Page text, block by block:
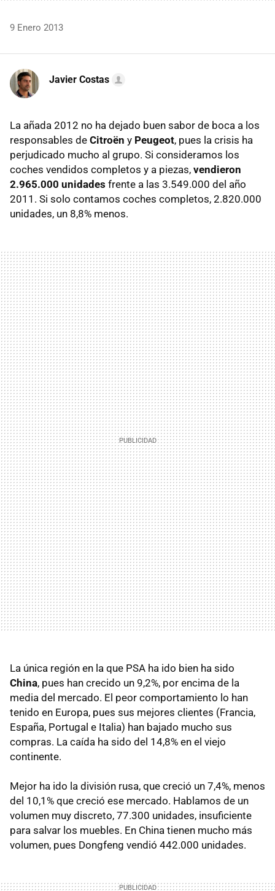
9 Enero 2013
Javier Costas
La añada 2012 no ha dejado buen sabor de boca a los
responsables de Citroën y Peugeot, pues la crisis ha
perjudicado mucho al grupo. Si consideramos los
coches vendidos completos y a piezas, vendieron
2.965.000 unidades frente a las 3.549.000 del año
2011. Si solo contamos coches completos, 2.820.000
unidades, un 8,8% menos.
La única región en la que PSA ha ido bien ha sido
China, pues han crecido un 9,2%, por encima de la
media del mercado. El peor comportamiento lo han
tenido en Europa, pues sus mejores clientes (Francia,
España, Portugal e Italia) han bajado mucho sus
compras. La caída ha sido del 14,8% en el viejo
continente.
Mejor ha ido la división rusa, que creció un 7,4%, menos
del 10,1% que creció ese mercado. Hablamos de un
volumen muy discreto, 77.300 unidades, insuficiente
para salvar los muebles. En China tienen mucho más
volumen, pues Dongfeng vendió 442.000 unidades.